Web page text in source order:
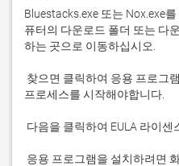
Bluestacks.exe 또는 Nox.exe
퓨터의 다운로드 폴더 또는 다